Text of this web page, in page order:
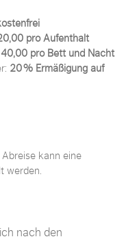
pro Aufenthalt
40,00 pro Bett und Nacht
20 % Ermäßigung auf
kann eine
werden.
nach den